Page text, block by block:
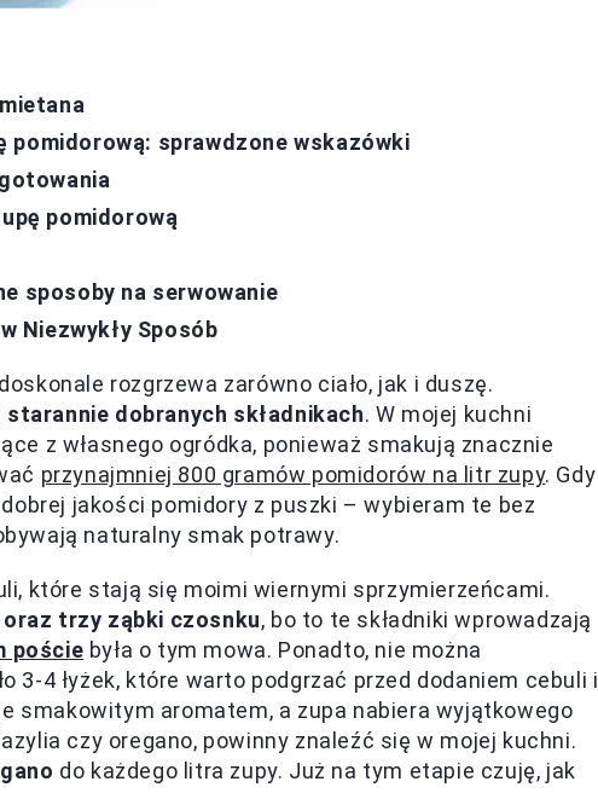
sprawdzone wskazówki
pomidorową
sposoby na serwowanie
Niezwykły Sposób
rozgrzewa zarówno ciało, jak i duszę.
starannie dobranych składnikach. W mojej kuchni
z własnego ogródka, ponieważ smakują znacznie
przynajmniej 800 gramów pomidorów na litr zupy. Gdy
jakości pomidory z puszki – wybieram te bez
naturalny smak potrawy.
które stają się moimi wiernymi sprzymierzeńcami.
trzy ząbki czosnku, bo to te składniki wprowadzają
poście była o tym mowa. Ponadto, nie można
3-4 łyżek, które warto podgrzać przed dodaniem cebuli i
smakowitym aromatem, a zupa nabiera wyjątkowego
czy oregano, powinny znaleźć się w mojej kuchni.
do każdego litra zupy. Już na tym etapie czuję, jak